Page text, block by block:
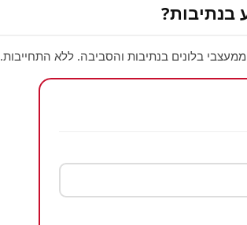
בנתיבות?
בלונים בנתיבות והסביבה. ללא התחייבות.